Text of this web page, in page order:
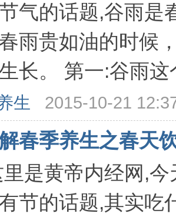
气的话题,谷雨是
雨贵如油的时候
长。 第一:谷雨
生 2015-10-21
春季养生之春天
是黄帝内经网,
节的话题,其实吃